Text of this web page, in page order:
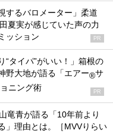
するバロメーター」柔道
夏実が感じていた声の力
ッション
PR
“タイパ”がいい！」箱根の
野大地が語る「エアー®サ
ニング術 PR
竜青が語る「10年前より
」理由とは。［MVVりらい